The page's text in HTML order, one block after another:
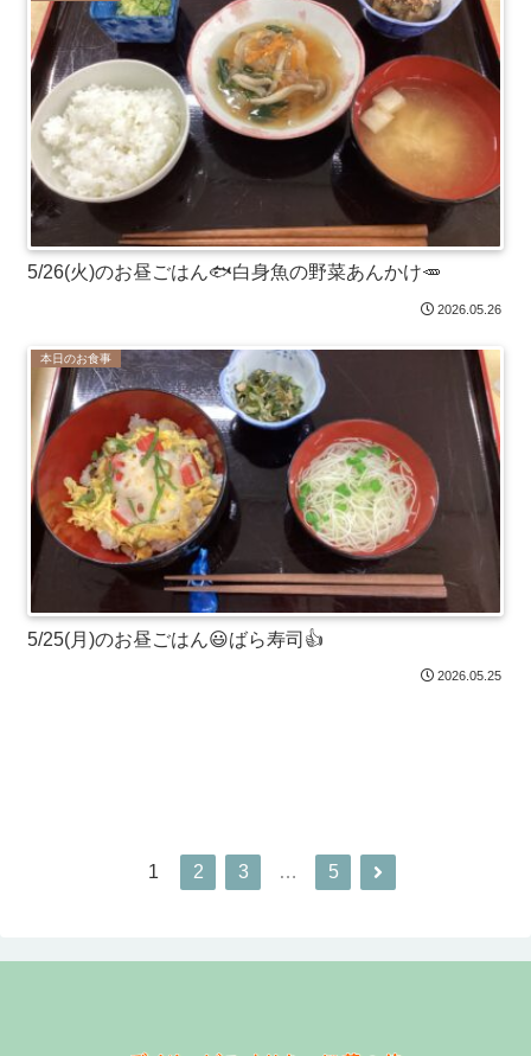
5/26(火)のお昼ごはん🐟白身魚の野菜あんかけ🥕
2026.05.26
本日のお食事
5/25(月)のお昼ごはん😃ばら寿司👍
2026.05.25
1 2 3 … 5